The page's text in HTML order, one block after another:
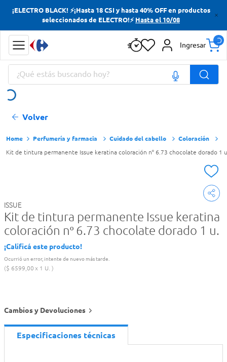
¡ELECTRO BLACK! ⚡¡Hasta 18 CSI y hasta 40% OFF en productos
seleccionados de ELECTRO!⚡ Hasta el 10/08
Ingresar
¿Qué estás buscando hoy?
Volver
Perfumería y farmacia Cuidado del cabello Coloración
Kit de tintura permanente Issue keratina coloración nº 6.73 chocolate dorado 1
ISSUE
Kit de tintura permanente Issue keratina
coloración nº 6.73 chocolate dorado 1 u.
¡Calificá este producto!
Ocurrió un error, intente de nuevo más tarde.
$ 6599,00 1 U.
Cambios y Devoluciones
Especificaciones técnicas
Términos más buscados
Yerba
Cerveza
Doves
Términos más buscados
Yerba
Cerveza
Doves
Jabon Tocador